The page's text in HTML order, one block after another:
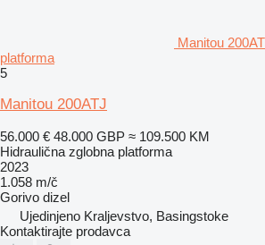
Manitou
platforma
5
Manitou 200ATJ
56.000 € 48.000 GBP ≈ 109.500 KM
Hidraulična zglobna platforma
2023
1.058 m/č
Gorivo dizel
Ujedinjeno Kraljevstvo, Basingstoke
Kontaktirajte prodavca